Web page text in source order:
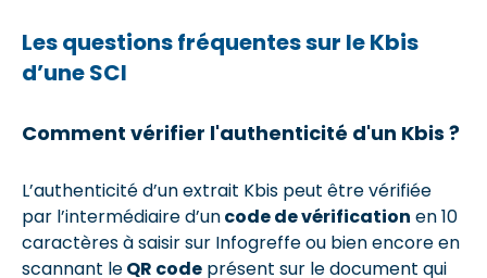
Les questions fréquentes sur le Kbis
d’une SCI
Comment vérifier l'authenticité d'un Kbis ?
L’authenticité d’un extrait Kbis peut être vérifiée
par l’intermédiaire d’uncode de vérification en 10
caractères à saisir sur Infogreffe ou bien encore en
scannant leQR code présent sur le document qui